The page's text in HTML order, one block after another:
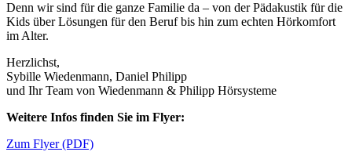
Denn wir sind für die ganze Familie da – von der Pädakustik für die
Kids über Lösungen für den Beruf bis hin zum echten Hörkomfort
im Alter.
Herzlichst,
Sybille Wiedenmann, Daniel Philipp
und Ihr Team von Wiedenmann & Philipp Hörsysteme
Weitere Infos finden Sie im Flyer:
Zum Flyer (PDF)